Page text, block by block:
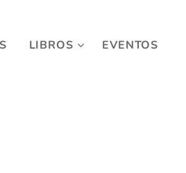
LIBROS EVENTOS